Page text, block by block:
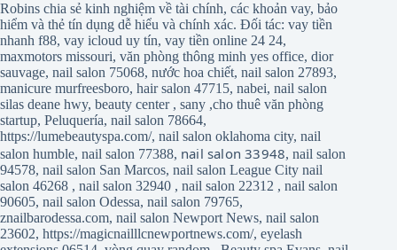
Robins chia sẻ kinh nghiệm về tài chính, các khoản vay, bảo
hiểm và thẻ tín dụng dễ hiểu và chính xác. Đối tác: vay tiền
nhanh f88, vay icloud uy tín, vay tiền online 24 24,
maxmotors missouri, văn phòng thông minh yes office, dior
sauvage, nail salon 75068, nước hoa chiết, nail salon 27893,
manicure murfreesboro, hair salon 47715, nabei, nail salon
silas deane hwy, beauty center, sany ,cho thuê văn phòng
startup, Peluquería, nail salon 78664,
https://lumebeautyspa.com/, nail salon oklahoma city, nail
salon humble, nail salon 77388, nail salon 33948,nail salon
94578, nail salon San Marcos, nail salon League City nail
salon 46268 , nail salon 32940 , nail salon 22312 , nail salon
90605, nail salon Odessa, nail salon 79765,
znailbarodessa.com, nail salon Newport News, nail salon
23602, https://magicnailllcnewportnews.com/, eyelash